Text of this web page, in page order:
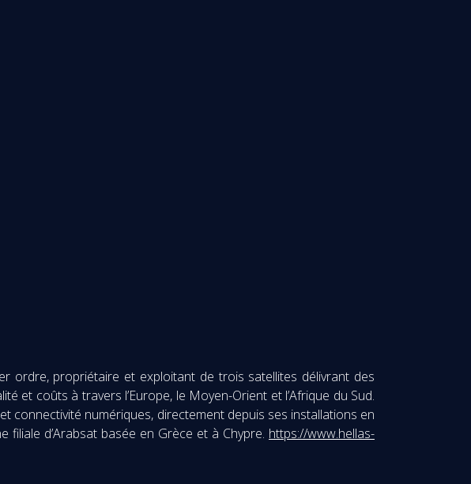
ordre, propriétaire et exploitant de trois satellites délivrant des
et coûts à travers l’Europe, le Moyen-Orient et l’Afrique du Sud.
connectivité numériques, directement depuis ses installations en
d’Arabsat basée en Grèce et à Chypre. https://www.hellas-